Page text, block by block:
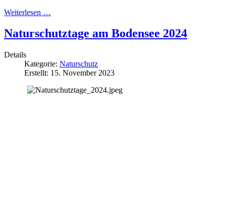
Weiterlesen …
Naturschutztage am Bodensee 2024
Details
Kategorie: Naturschutz
Erstellt: 15. November 2023